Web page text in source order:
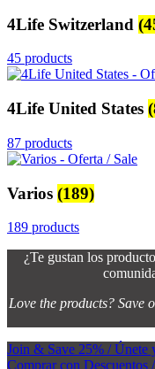
4Life Switzerland
45 products
4Life United States
87 products
Varios (189)
189 products
¿Te gustan los
Love the products? Save
Join & Save 25% / Únete
Comprar con